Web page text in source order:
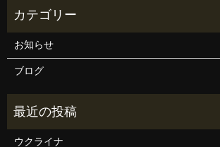
お知らせ
ブログ
ウクライナ